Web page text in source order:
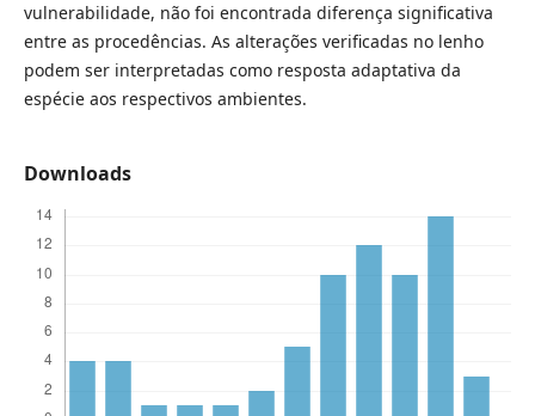
vulnerabilidade, não foi encontrada diferença significativa
entre as procedências. As alterações verificadas no lenho
podem ser interpretadas como resposta adaptativa da
espécie aos respectivos ambientes.
Downloads